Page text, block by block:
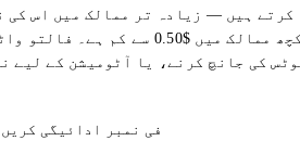
کچھ ممالک میں $0.50 سے کم
کی جانچ کرنے، یا آٹومیشن کے لیے
فی نمبر ادائیگی